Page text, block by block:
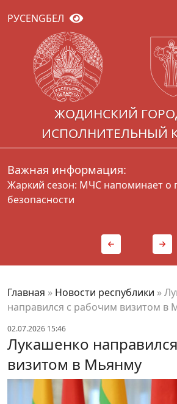
РУСENGБЕЛ
ЖОДИНСКИЙ
ИСПОЛНИТЕЛЬНЫЙ
Важная информация:
Жаркий сезон: МЧС напоминает о
безопасности
Главная » Новости республики »
направился с рабочим визитом в
02.07.2026 15:46
Лукашенко
визитом в Мьянму